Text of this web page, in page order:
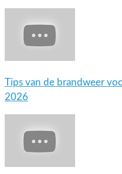
Tips van de brandweer
2026